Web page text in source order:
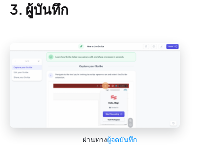
3. ผู้บันทึก
ผ่านทางผู้จดบันทึก